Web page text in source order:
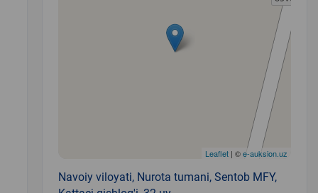
Leaflet| ©e-auksion.uz
Navoiy viloyati, Nurota tumani, Sentob MFY,